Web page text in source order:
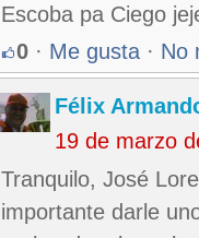
Escoba pa Ciego
0 · Me gusta · No
Félix
19 de marzo
Tranquilo, José
importante darle